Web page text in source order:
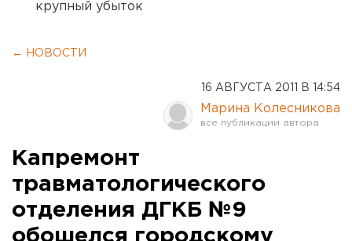
крупный убыток
← НОВОСТИ
16 АВГУСТА 2011 В 14:54
Марина Колесникова
Капремонт
травматологического
отделения ДГКБ №9
обошелся городскому